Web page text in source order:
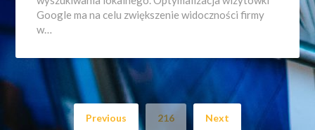
Google ma na celu zwiększenie widoczności firmy
w…
Previous 216 Next